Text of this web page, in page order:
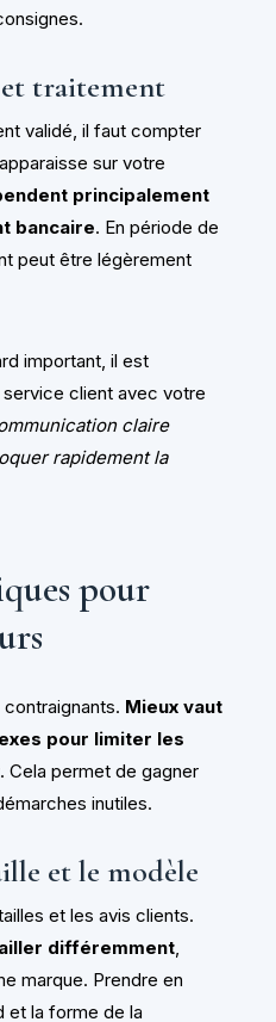
et traitement
validé, il faut compter
sur votre
principalement
bancaire. En période de
peut être légèrement
important, il est
client avec votre
claire
rapidement la
pour
Mieux vaut
pour limiter les
. Cela permet de gagner
inutiles.
et le modèle
et les avis clients.
différemment,
marque. Prendre en
et la forme de la